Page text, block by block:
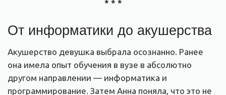
* * *
От информатики до акушерства
Акушерство девушка выбрала осознанно. Ранее
она имела опыт обучения в вузе в абсолютно
другом направлении — информатика и
программирование. Затем Анна поняла, что это не